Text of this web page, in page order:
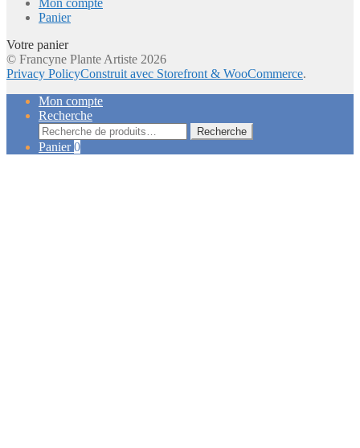
Mon compte
Panier
Votre panier
© Francyne Plante Artiste 2026
Privacy PolicyConstruit avec Storefront & WooCommerce.
Mon compte
Recherche
Recherche
pour :
Recherche
Panier0